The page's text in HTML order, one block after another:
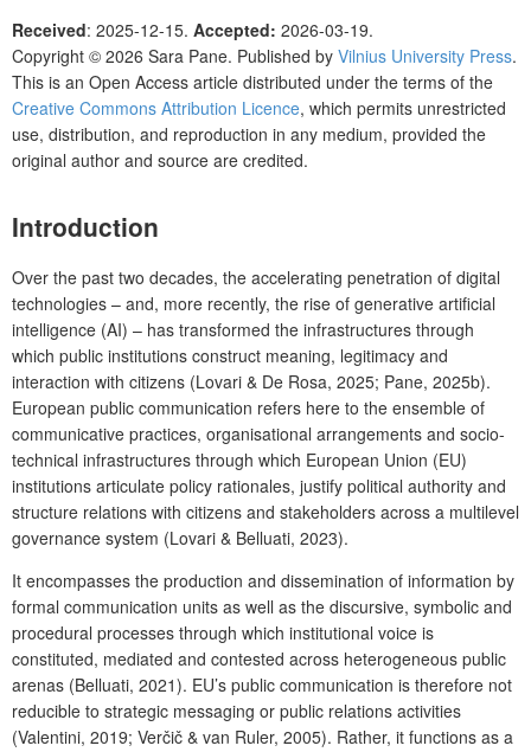
Received: 2025-12-15. Accepted: 2026-03-19.
Copyright © 2026 Sara Pane. Published by Vilnius University Press.
This is an Open Access article distributed under the terms of the
Creative Commons Attribution Licence, which permits unrestricted
use, distribution, and reproduction in any medium, provided the
original author and source are credited.
Introduction
Over the past two decades, the accelerating penetration of digital
technologies – and, more recently, the rise of generative artificial
intelligence (AI) – has transformed the infrastructures through
which public institutions construct meaning, legitimacy and
interaction with citizens (Lovari & De Rosa, 2025; Pane, 2025b).
European public communication refers here to the ensemble of
communicative practices, organisational arrangements and socio-
technical infrastructures through which European Union (EU)
institutions articulate policy rationales, justify political authority and
structure relations with citizens and stakeholders across a multilevel
governance system (Lovari & Belluati, 2023).
It encompasses the production and dissemination of information by
formal communication units as well as the discursive, symbolic and
procedural processes through which institutional voice is
constituted, mediated and contested across heterogeneous public
arenas (Belluati, 2021). EU’s public communication is therefore not
reducible to strategic messaging or public relations activities
(Valentini, 2019; Verčič & van Ruler, 2005). Rather, it functions as a